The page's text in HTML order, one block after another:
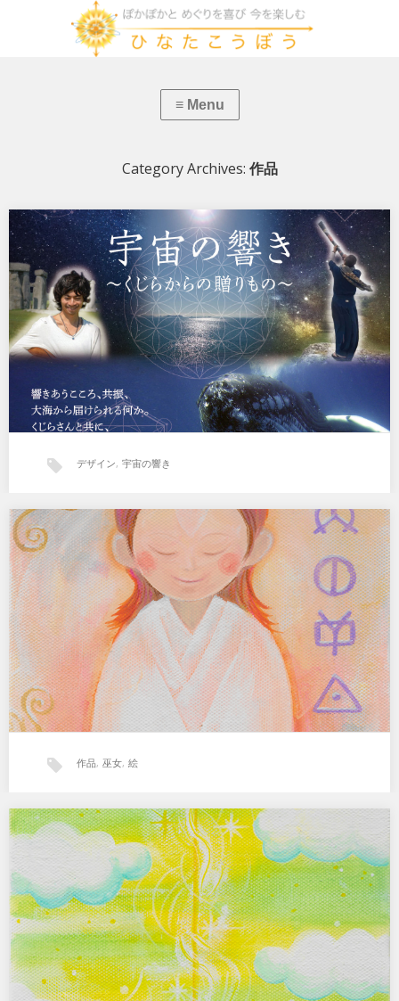
Category Archives: 作品
今、ワクワクすること
東海村在住、つばたみかさんが企画…
デザイン, 宇宙の響き
感謝と応援の巫女
私のいろんなおしゃべりを、いつも…
作品, 巫女, 絵